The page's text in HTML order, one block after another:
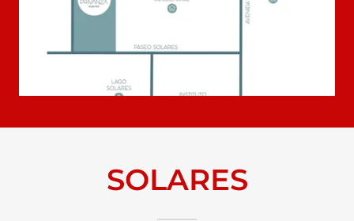
SOLARES